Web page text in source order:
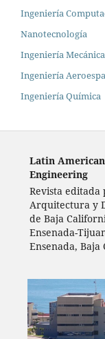
Ingeniería
Nanotecnología
Ingeniería Mecánica
Ingeniería
Ingeniería Química
Latin
Engineering
Revista
Arquitectura y
de Baja
Ensenada-
Ensenada, Baja